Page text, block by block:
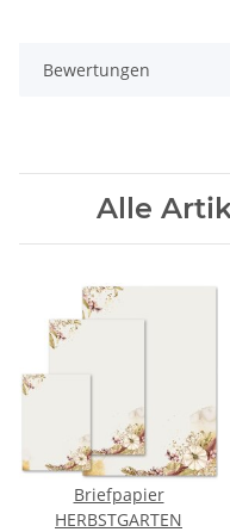
Bewertungen
Alle
Briefpapier
HERBSTGARTEN